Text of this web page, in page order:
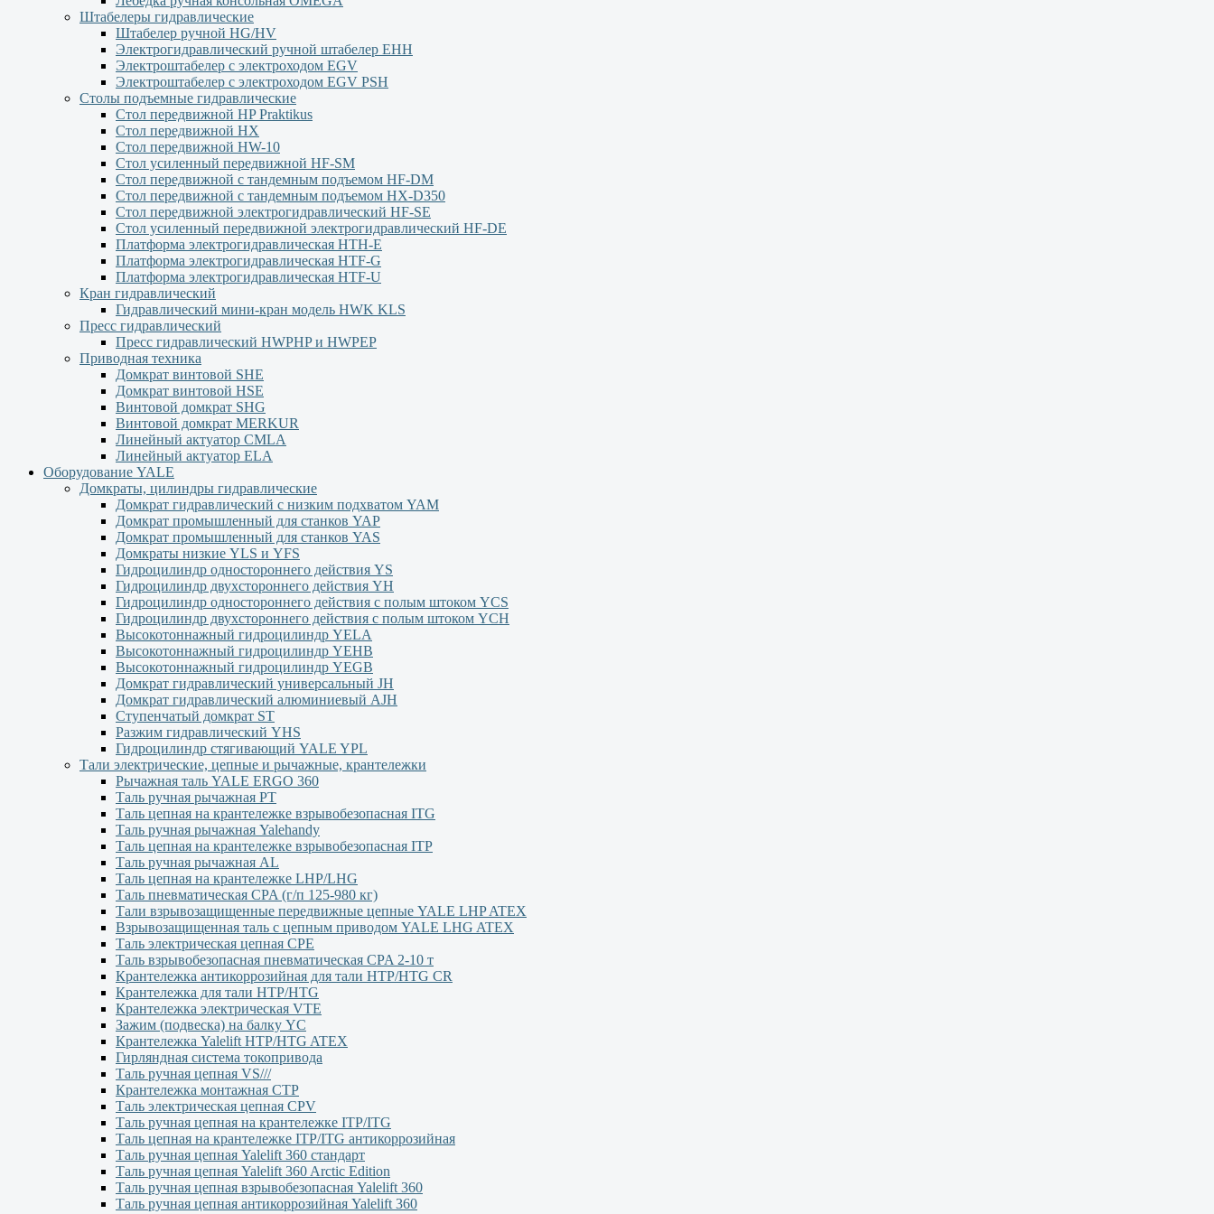
Штабелеры гидравлические
Штабелер ручной HG/HV
Электрогидравлический ручной штабелер ЕНН
Электроштабелер с электроходом EGV
Электроштабелер с электроходом EGV PSH
Столы подъемные гидравлические
Стол передвижной HP Praktikus
Стол передвижной HX
Стол передвижной HW-10
Стол усиленный передвижной HF-SM
Стол передвижной с тандемным подъемом HF-DM
Стол передвижной с тандемным подъемом HX-D350
Стол передвижной электрогидравлический HF-SE
Стол усиленный передвижной электрогидравлический HF-DE
Платформа электрогидравлическая HTH-E
Платформа электрогидравлическая HTF-G
Платформа электрогидравлическая HTF-U
Кран гидравлический
Гидравлический мини-кран модель HWK KLS
Пресс гидравлический
Пресс гидравлический HWPHP и HWPEP
Приводная техника
Домкрат винтовой SHE
Домкрат винтовой HSE
Винтовой домкрат SHG
Винтовой домкрат MERKUR
Линейный актуатор CMLA
Линейный актуатор ЕLA
Оборудование YALE
Домкраты, цилиндры гидравлические
Домкрат гидравлический с низким подхватом YAM
Домкрат промышленный для станков YAP
Домкрат промышленный для станков YAS
Домкраты низкие YLS и YFS
Гидроцилиндр одностороннего действия YS
Гидроцилиндр двухстороннего действия YН
Гидроцилиндр одностороннего действия с полым штоком YСS
Гидроцилиндр двухстороннего действия с полым штоком YСН
Высокотоннажный гидроцилиндр YELA
Высокотоннажный гидроцилиндр YEHВ
Высокотоннажный гидроцилиндр YEGВ
Домкрат гидравлический универсальный JH
Домкрат гидравлический алюминиевый АJH
Ступенчатый домкрат ST
Разжим гидравлический YHS
Гидроцилиндр стягивающий YALE YPL
Тали электрические, цепные и рычажные, крантележки
Рычажная таль YALE ERGO 360
Таль ручная рычажная PT
Таль цепная на крантележке взрывобезопасная ITG
Таль ручная рычажная Yalehandy
Таль цепная на крантележке взрывобезопасная ITP
Таль ручная рычажная AL
Таль цепная на крантележке LHP/LHG
Таль пневматическая CPA (г/п 125-980 кг)
Тали взрывозащищенные передвижные цепные YALE LHP ATEX
Взрывозащищенная таль с цепным приводом YALE LHG ATEX
Таль электрическая цепная CPE
Таль взрывобезопасная пневматическая CPA 2-10 т
Крантележка антикоррозийная для тали HTP/HTG CR
Крантележка для тали HTP/HTG
Крантележка электрическая VTE
Зажим (подвеска) на балку YC
Крантележка Yalelift НТР/НТG ATEX
Гирляндная система токопривода
Таль ручная цепная VS///
Крантележка монтажная СТР
Таль электрическая цепная CPV
Таль ручная цепная на крантележке ITP/ITG
Таль цепная на крантележке ITP/ITG антикоррозийная
Таль ручная цепная Yalelift 360 стандарт
Таль ручная цепная Yalelift 360 Arctic Edition
Таль ручная цепная взрывобезопасная Yalelift 360
Таль ручная цепная антикоррозийная Yalelift 360